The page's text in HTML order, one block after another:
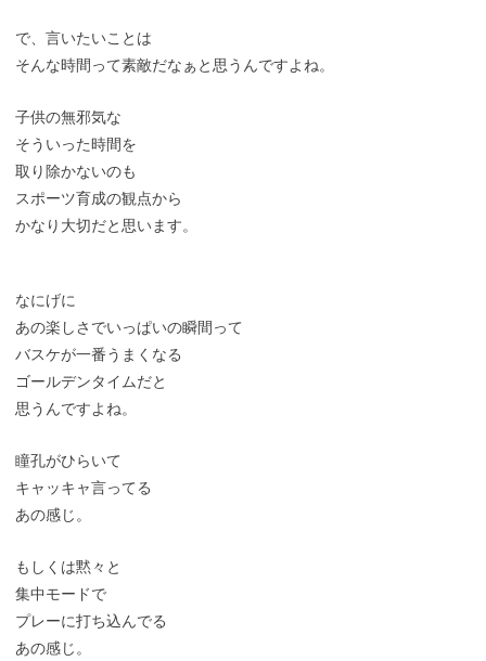
で、言いたいことは
そんな時間って素敵だなぁと思うんですよね。
子供の無邪気な
そういった時間を
取り除かないのも
スポーツ育成の観点から
かなり大切だと思います。
なにげに
あの楽しさでいっぱいの瞬間って
バスケが一番うまくなる
ゴールデンタイムだと
思うんですよね。
瞳孔がひらいて
キャッキャ言ってる
あの感じ。
もしくは黙々と
集中モードで
プレーに打ち込んでる
あの感じ。